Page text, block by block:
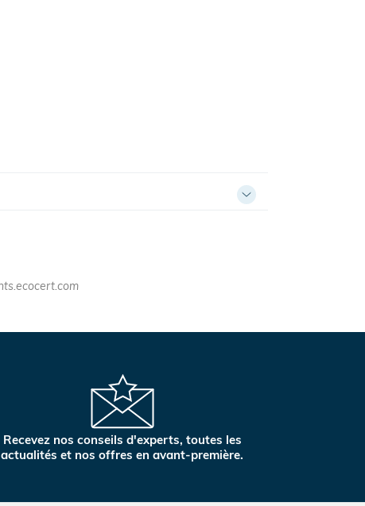
Recevez nos conseils d'experts, toutes les
actualités et nos offres en avant-première.